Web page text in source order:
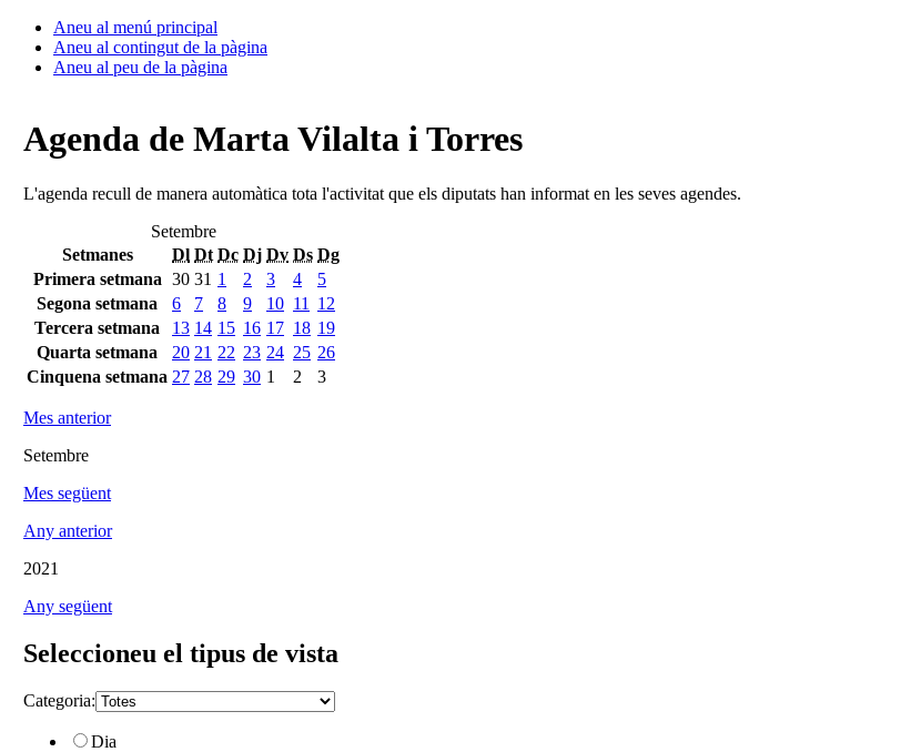
Aneu al menú principal
Aneu al contingut de la pàgina
Aneu al peu de la pàgina
Agenda de Marta Vilalta i Torres
L'agenda recull de manera automàtica tota l'activitat que els diputats han informat en les seves agendes.
Setembre
Setmanes
Dl Dt Dc Dj Dv Ds Dg
Primera setmana 30 31 1 2 3 4
5
Segona setmana
6 7 8 9 10 11
12
Tercera setmana
13 14 15 16 17 18 19
Quarta setmana
20 21 22 23 24 25 26
Cinquena setmana 27 28 29 30 1 2 3
Mes anterior
Setembre
Mes següent
Any anterior
2021
Any següent
Seleccioneu el tipus de vista
Categoria:
Dia